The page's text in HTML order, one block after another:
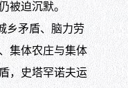
被迫沉默。
矛盾、脑力劳
集体农庄与集体
，史塔罕诺夫运